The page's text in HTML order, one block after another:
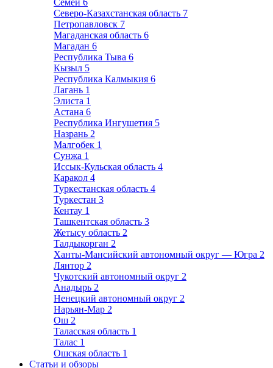
Семей 6
Северо-Казахстанская область 7
Петропавловск 7
Магаданская область 6
Магадан 6
Республика Тыва 6
Кызыл 5
Республика Калмыкия 6
Лагань 1
Элиста 1
Астана 6
Республика Ингушетия 5
Назрань 2
Малгобек 1
Сунжа 1
Иссык-Кульская область 4
Каракол 4
Туркестанская область 4
Туркестан 3
Кентау 1
Ташкентская область 3
Жетысу область 2
Талдыкорган 2
Ханты-Мансийский автономный округ — Югра 2
Лянтор 2
Чукотский автономный округ 2
Анадырь 2
Ненецкий автономный округ 2
Нарьян-Мар 2
Ош 2
Таласская область 1
Талас 1
Ошская область 1
Статьи и обзоры